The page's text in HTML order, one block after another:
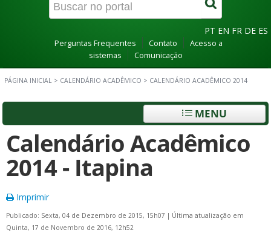
PT EN FR DE ES
Perguntas Frequentes Contato
Acesso a
sistemas
Comunicação
PÁGINA INICIAL > CALENDÁRIO ACADÊMICO > CALENDÁRIO ACADÊMICO 2014
MENU
Calendário Acadêmico
2014 - Itapina
Imprimir
Publicado: Sexta, 04 de Dezembro de 2015, 15h07 | Última atualização em
Quinta, 17 de Novembro de 2016, 12h52